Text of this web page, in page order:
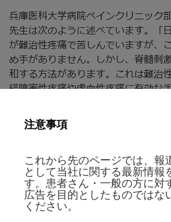
兵庫医科大学病院ペインクリニック
先生は次のように述べています。「
が難治性疼痛で苦しんでいますが、
め手がありません。しかし、脊髄刺
和する方法があります。これは難治
経障害性疼痛や虚血性疼痛に有効な
法です。比較的侵襲の少ない安全な
用する機器が劇的に発展してきてい
知ってもらうきっかけとなり、より
法を広められる事を大いに期待して
アボットのニューロモデュレーショ
ネジャーの藤本 祐介は、次のように
注意事項
これから先のページでは、報
として当社に関する最新情報
す。患者さん・一般の方に対
広告を目的としたものではな
ください。